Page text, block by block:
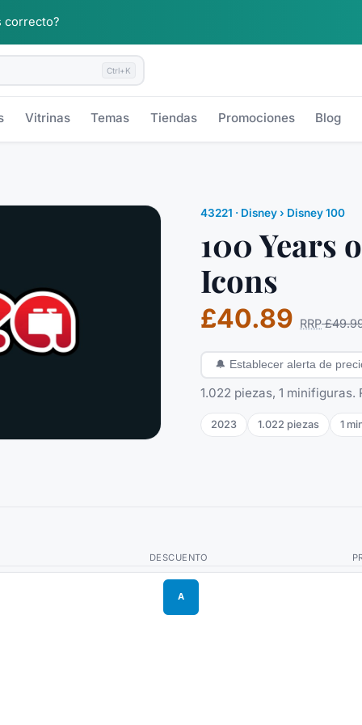
correcto?
Ctrl+K
Vitrinas Temas Tiendas Promociones Blog
43221 · Disney› Disney 100
100 Years
Icons
£40.89 RRP
🔔 Establecer alerta de
1.022 piezas, 1
2023 1.022 piezas 1
DESCUENTO
A